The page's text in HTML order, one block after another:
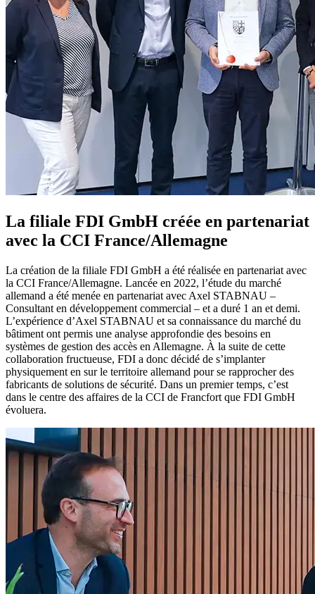
La filiale FDI GmbH créée en partenariat
avec la CCI France/Allemagne
La création de la filiale FDI GmbH a été réalisée en partenariat avec
la CCI France/Allemagne. Lancée en 2022, l’étude du marché
allemand a été menée en partenariat avec Axel STABNAU –
Consultant en développement commercial – et a duré 1 an et demi.
L’expérience d’Axel STABNAU et sa connaissance du marché du
bâtiment ont permis une analyse approfondie des besoins en
systèmes de gestion des accès en Allemagne. À la suite de cette
collaboration fructueuse, FDI a donc décidé de s’implanter
physiquement en sur le territoire allemand pour se rapprocher des
fabricants de solutions de sécurité. Dans un premier temps, c’est
dans le centre des affaires de la CCI de Francfort que FDI GmbH
évoluera.